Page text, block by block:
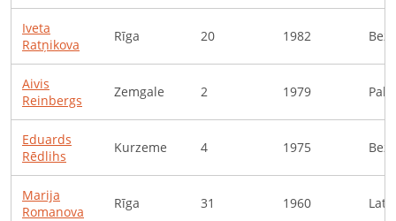
Iveta
Ratņikova
Rīga 20 1982
Aivis
Reinbergs
Zemgale 2 1979
Eduards
Rēdlihs
Kurzeme 4 1975
Marija
Romanova
Rīga 31 1960